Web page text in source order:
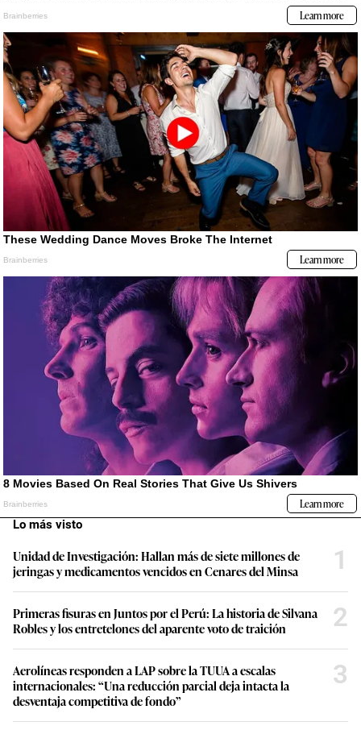
Lo más visto
Unidad de Investigación: Hallan más de siete millones de
jeringas y medicamentos vencidos en Cenares del Minsa
1
Primeras fisuras en Juntos por el Perú: La historia de Silvana
Robles y los entretelones del aparente voto de traición
2
Aerolíneas responden a LAP sobre la TUUA a escalas
internacionales: “Una reducción parcial deja intacta la
desventaja competitiva de fondo”
3